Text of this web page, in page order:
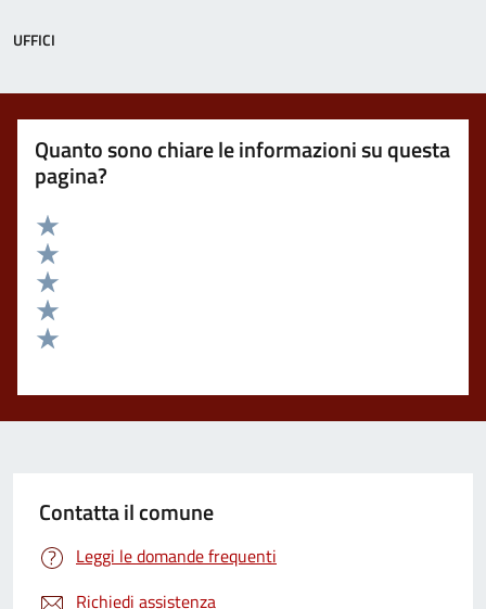
UFFICI
Quanto sono chiare le informazioni su questa
pagina?
Valuta 5 stelle su 5
Valuta 4 stelle su 5
Valuta 3 stelle su 5
Valuta 2 stelle su 5
Contatta il comune
Leggi le domande frequenti
Richiedi assistenza